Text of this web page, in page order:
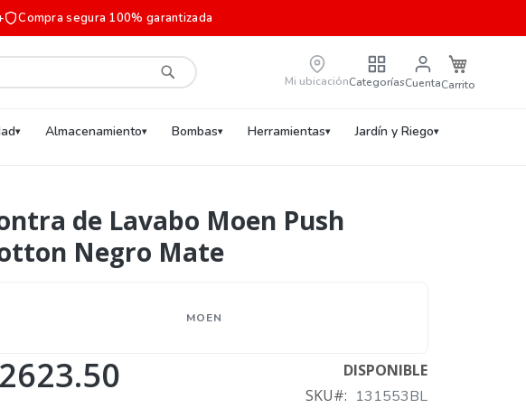
Compra segura 100% garantizada
Carrito de
Mi ubicaciónCategoríasCuenta
Almacenamiento Bombas Herramientas Jardín y Riego
de Lavabo Moen Push
Negro Mate
MOEN
DISPONIBLE
SKU
131553BL